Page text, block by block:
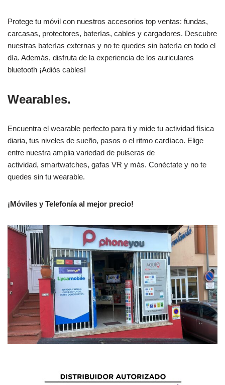
Protege tu móvil con nuestros accesorios top ventas: fundas,
carcasas, protectores, baterías, cables y cargadores. Descubre
nuestras baterías externas y no te quedes sin batería en todo el
día. Además, disfruta de la experiencia de los auriculares
bluetooth ¡Adiós cables!
Wearables.
Encuentra el wearable perfecto para ti y mide tu actividad física
diaria, tus niveles de sueño, pasos o el ritmo cardíaco. Elige
entre nuestra amplia variedad de pulseras de
actividad, smartwatches, gafas VR y más. Conéctate y no te
quedes sin tu wearable.
¡Móviles y Telefonía al mejor precio!